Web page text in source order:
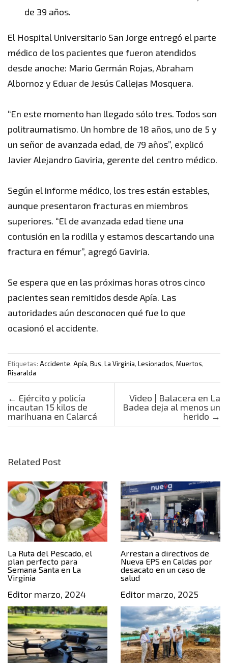
de 39 años.
El Hospital Universitario San Jorge entregó el parte
médico de los pacientes que fueron atendidos
desde anoche: Mario Germán Rojas, Abraham
Albornoz y Eduar de Jesús Callejas Mosquera.
“En este momento han llegado sólo tres. Todos son
politraumatismo. Un hombre de 18 años, uno de 5 y
un señor de avanzada edad, de 79 años”, explicó
Javier Alejandro Gaviria, gerente del centro médico.
Según el informe médico, los tres están estables,
aunque presentaron fracturas en miembros
superiores. “El de avanzada edad tiene una
contusión en la rodilla y estamos descartando una
fractura en fémur”, agregó Gaviria.
Se espera que en las próximas horas otros cinco
pacientes sean remitidos desde Apía. Las
autoridades aún desconocen qué fue lo que
ocasionó el accidente.
Etiquetas: Accidente, Apía, Bus, La Virginia, Lesionados, Muertos,
Risaralda
Post navigation
← Ejército y policía
incautan 15 kilos de
marihuana en Calarcá
Video | Balacera en La
Badea deja al menos un
herido →
Related Post
La Ruta del Pescado, el
plan perfecto para
Semana Santa en La
Virginia
Editor marzo, 2024
Arrestan a directivos de
Nueva EPS en Caldas por
desacato en un caso de
salud
Editormarzo, 2025